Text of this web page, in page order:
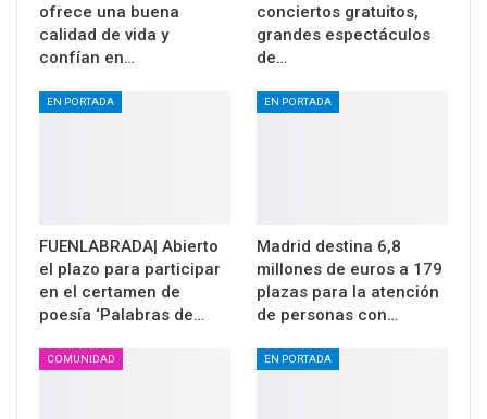
ofrece una buena
calidad de vida y
confían en…
conciertos gratuitos,
grandes espectáculos
de…
EN PORTADA
FUENLABRADA| Abierto
el plazo para participar
en el certamen de
poesía ‘Palabras de…
EN PORTADA
Madrid destina 6,8
millones de euros a 179
plazas para la atención
de personas con…
COMUNIDAD EN PORTADA